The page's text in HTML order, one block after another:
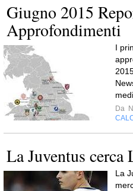
Giugno 2015
Approfondimenti
I
Da
La Juventus cerca
La